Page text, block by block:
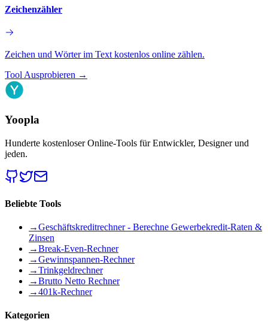
Zeichenzähler
Zeichen und Wörter im Text kostenlos online zählen.
Tool Ausprobieren →
Yoopla
Hunderte kostenloser Online-Tools für Entwickler, Designer und
jeden.
Beliebte Tools
→Geschäftskreditrechner - Berechne Gewerbekredit-Raten &
Zinsen
→Break-Even-Rechner
→Gewinnspannen-Rechner
→Trinkgeldrechner
→Brutto Netto Rechner
→401k-Rechner
Kategorien